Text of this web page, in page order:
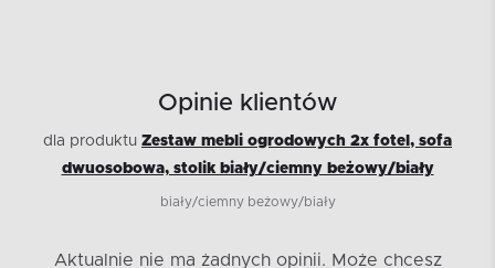
Opinie klientów
dla produktu Zestaw mebli ogrodowych 2x fotel, sofa
dwuosobowa, stolik biały/ciemny beżowy/biały
biały/ciemny beżowy/biały
Aktualnie nie ma żadnych opinii. Może chcesz